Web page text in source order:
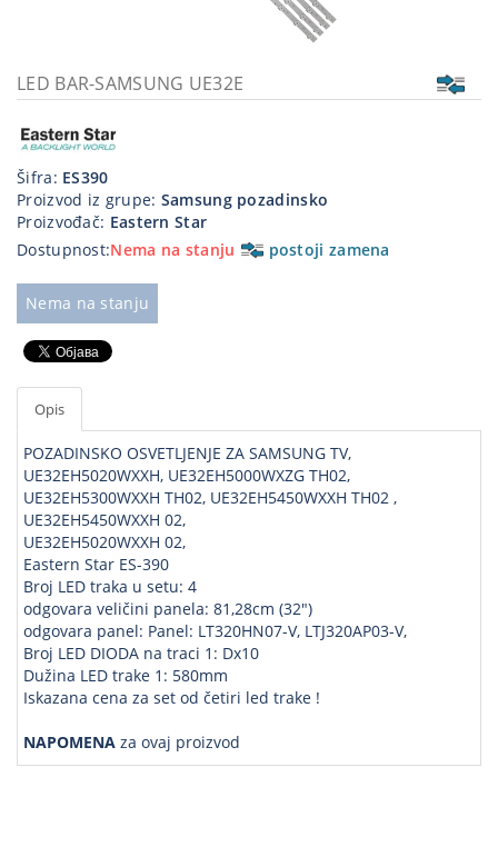
priključci
tehnika
Poslovna
oprema,računari
Strujni
program
LED BAR-SAMSUNG UE32E
Šifra: ES390
Proizvod iz grupe: Samsung pozadinsko
Proizvođač: Eastern Star
Dostupnost:Nema na stanju postoji zamena
Nema na stanju
Opis
POZADINSKO OSVETLJENJE ZA SAMSUNG TV,
UE32EH5020WXXH, UE32EH5000WXZG TH02,
UE32EH5300WXXH TH02, UE32EH5450WXXH TH02 ,
UE32EH5450WXXH 02,
UE32EH5020WXXH 02,
Eastern Star ES-390
Broj LED traka u setu: 4
odgovara veličini panela: 81,28cm (32")
odgovara panel: Panel: LT320HN07-V, LTJ320AP03-V,
Broj LED DIODA na traci 1: Dx10
Dužina LED trake 1: 580mm
Iskazana cena za set od četiri led trake !
NAPOMENA za ovaj proizvod